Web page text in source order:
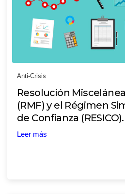
Anti-Crisis
Resolución
(RMF) y el Régimen
de Confianza (RESICO).
Leer más